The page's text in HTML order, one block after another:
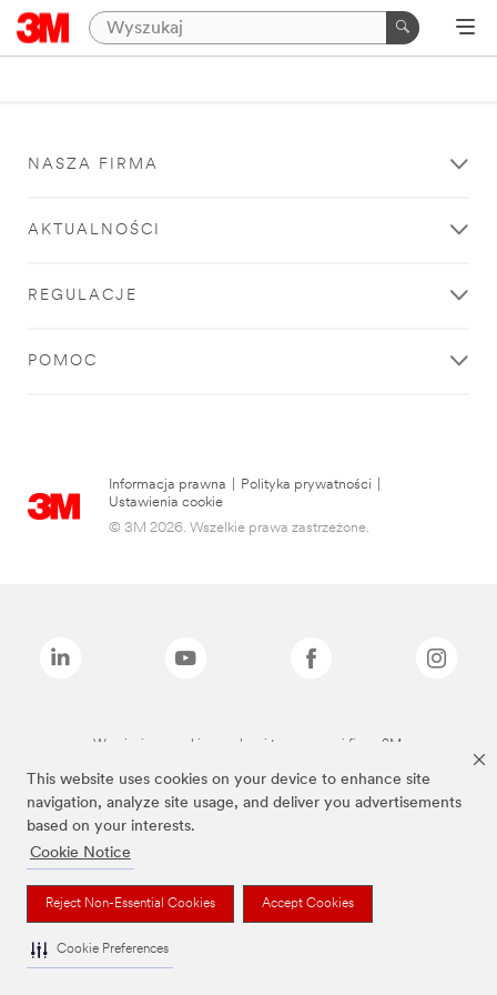
This website uses cookies on your device to enhance site
navigation, analyze site usage, and deliver you advertisements
based on your interests.
Cookie Notice
Reject Non-Essential Cookies Accept Cookies
Cookie Preferences
NASZA FIRMA
AKTUALNOŚCI
REGULACJE
POMOC
Informacja prawna Polityka prywatności
Ustawienia cookie
© 3M 2026. Wszelkie prawa zastrzeżone.
Wymienione marki są znakami towarowymi firmy 3M.